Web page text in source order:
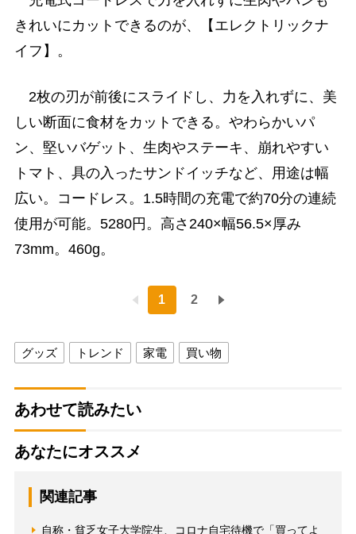
きれいにカットできるのが、【エレクトリックナ
イフ】。
2枚の刃が前後にスライドし、力を入れずに、美
しい断面に食材をカットできる。やわらかいパ
ン、堅いバゲット、生肉やステーキ、崩れやすい
トマト、具の入ったサンドイッチなど、用途は幅
広い。コードレス。1.5時間の充電で約70分の連続
使用が可能。5280円。高さ240×幅56.5×厚み
73mm。460g。
1 2
グッズ トレンド 家電 買い物
あわせて読みたい
あなたにオススメ
関連記事
自称・貧乏女子大学院生、コロナ自宅待機で「買ってよ